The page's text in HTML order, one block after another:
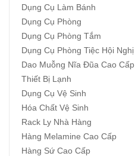
Dụng Cụ Làm Bánh
Dụng Cụ Phòng
Dụng Cụ Phòng Tắm
Dụng Cụ Phòng Tiệc Hội Nghị
Dao Muỗng Nĩa Đũa Cao Cấp
Thiết Bị Lạnh
Dụng Cụ Vệ Sinh
Hóa Chất Vệ Sinh
Rack Ly Nhà Hàng
Hàng Melamine Cao Cấp
Hàng Sứ Cao Cấp